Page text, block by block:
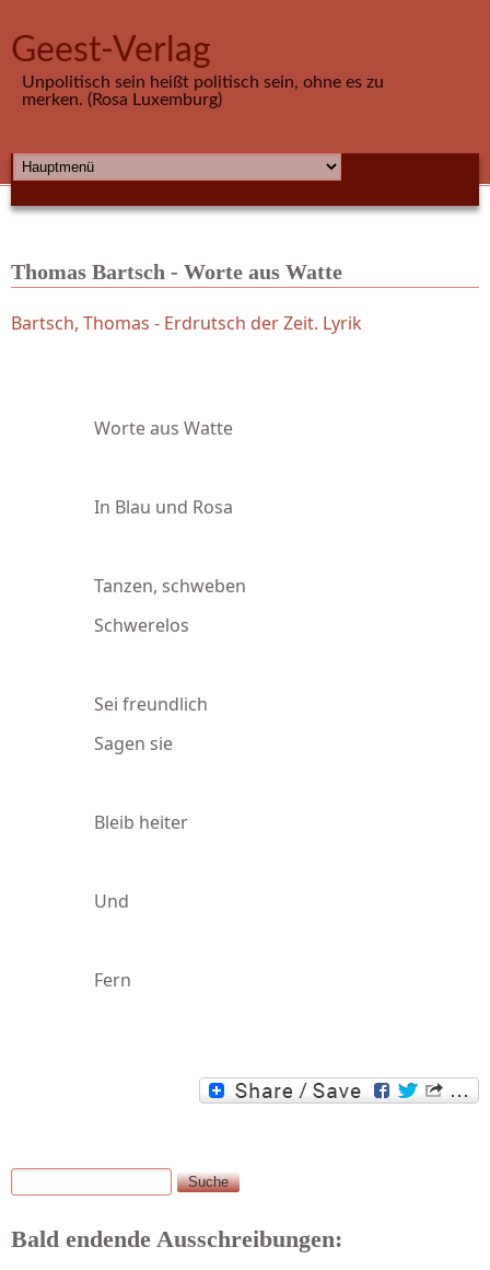
Geest-Verlag
Unpolitisch sein heißt politisch sein, ohne es zu
merken. (Rosa Luxemburg)
HAUPTMENÜ
Thomas Bartsch - Worte aus Watte
Bartsch, Thomas - Erdrutsch der Zeit. Lyrik
Worte aus Watte
In Blau und Rosa
Tanzen, schweben
Schwerelos
Sei freundlich
Sagen sie
Bleib heiter
Und
Fern
Suchformular
Suche
Bald endende Ausschreibungen: